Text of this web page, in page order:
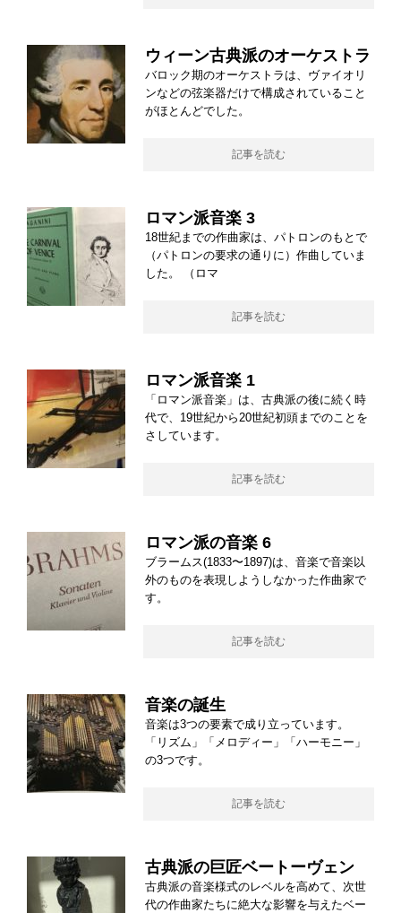
ウィーン古典派のオーケストラ
バロック期のオーケストラは、ヴァイオリ
ンなどの弦楽器だけで構成されていること
がほとんどでした。
記事を読む
ロマン派音楽 3
18世紀までの作曲家は、パトロンのもとで
（パトロンの要求の通りに）作曲していま
した。 （ロマ
記事を読む
ロマン派音楽 1
「ロマン派音楽」は、古典派の後に続く時
代で、19世紀から20世紀初頭までのことを
さしています。
記事を読む
ロマン派の音楽 6
ブラームス(1833〜1897)は、音楽で音楽以
外のものを表現しようしなかった作曲家で
す。
記事を読む
音楽の誕生
音楽は3つの要素で成り立っています。
「リズム」「メロディー」「ハーモニー」
の3つです。
記事を読む
古典派の巨匠ベートーヴェン
古典派の音楽様式のレベルを高めて、次世
代の作曲家たちに絶大な影響を与えたベー